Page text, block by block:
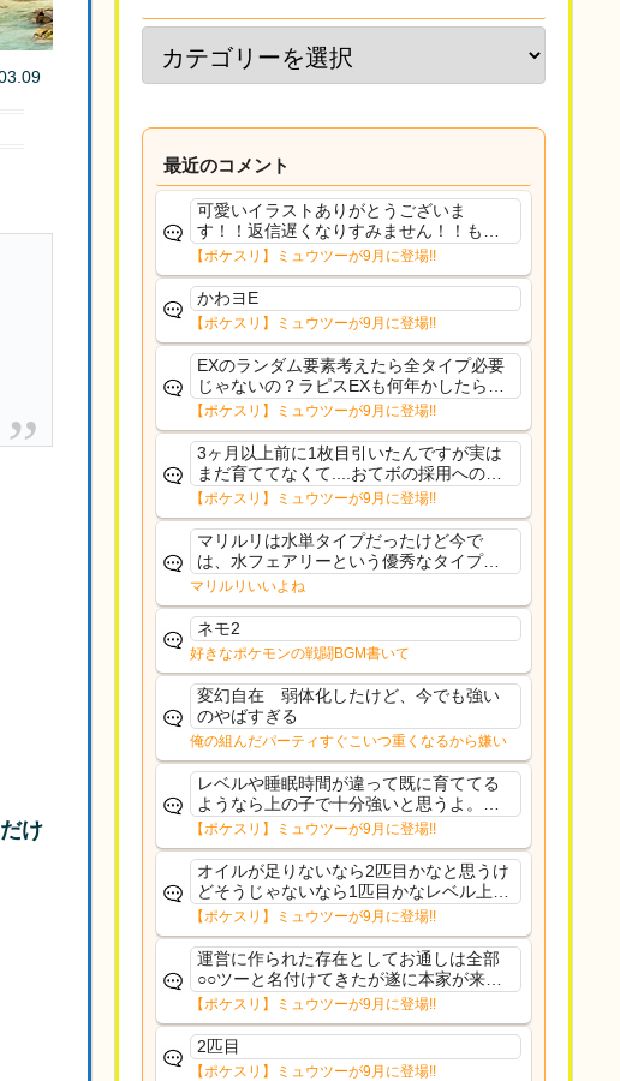
け
最近のコメント
可愛いイラストありがとうございま
す！！返信遅くなりすみません！！もう
少ししたら通常再開できます！
【ポケスリ】ミュウツーが9月に登場!!
かわヨE
【ポケスリ】ミュウツーが9月に登場!!
EXのランダム要素考えたら全タイプ必要
じゃないの？ラピスEXも何年かしたら来
るだろうし後から厳選したい育てたいっ
て思ってもどうにもならないのがこのゲ
ームだしな
【ポケスリ】ミュウツーが9月に登場!!
3ヶ月以上前に1枚目引いたんですが実は
まだ育ててなくて....おてボの採用への影
響は勉強になります。ありがとうござい
ますオイルはだいぶ強めのABBレントラ
ーいて芋の方が不安なんで1枚目にしよう
かなと思...
【ポケスリ】ミュウツーが9月に登場!!
マリルリは水単タイプだったけど今で
は、水フェアリーという優秀なタイプだ
な、後特性力持ちって見た目と全然違う
な
マリルリいいよね
ネモ2
好きなポケモンの戦闘BGM書いて
変幻自在 弱体化したけど、今でも強い
のやばすぎる
俺の組んだパーティすぐこいつ重くなるから嫌い
レベルや睡眠時間が違って既に育ててる
ようなら上の子で十分強いと思うよ。ヒ
ーラーであれば常駐適正高いからおてぼ
欲しいけど、イワパはカレー週かサラダ
週の補助がメインだし、金種入れてるな
ら育て直す必要もない...
【ポケスリ】ミュウツーが9月に登場!!
オイルが足りないなら2匹目かなと思うけ
どそうじゃないなら1匹目かなレベル上げ
もしんどいし
【ポケスリ】ミュウツーが9月に登場!!
運営に作られた存在としてお通しは全部
○○ツーと名付けてきたが遂に本家が来て
しまった
【ポケスリ】ミュウツーが9月に登場!!
2匹目
【ポケスリ】ミュウツーが9月に登場!!